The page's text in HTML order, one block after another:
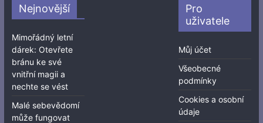
Nejnovější
Mimořádný letní
dárek: Otevřete
bránu ke své
vnitřní magii a
nechte se vést
Malé sebevědomí
může fungovat
Pro
uživatele
Můj účet
Všeobecné
podmínky
Cookies a osobní
údaje